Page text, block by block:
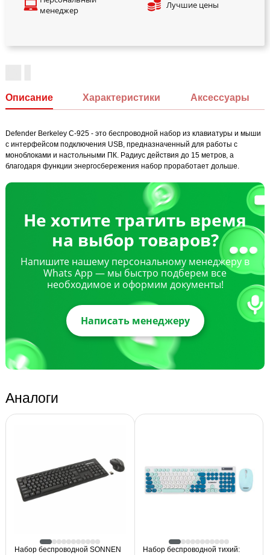
менеджер
Лучшие цены
Описание Характеристики Аксессуары
Defender Berkeley C-925 - это беспроводной набор из клавиатуры и мыши
с интерфейсом подключения USB, предназначенный для работы с
моноблоками и настольными ПК. Радиус действия до 15 метров, а
благодаря функции энергосбережения набор проработает дольше.
Не хотите тратить время
на выбор товаров?
Напишите нашему персональному менеджеру в
Whats App — мы быстро подберем все
необходимое и оформим документы!
Написать менеджеру
Аналоги
Набор беспроводной SONNEN
Набор беспроводной тихий: